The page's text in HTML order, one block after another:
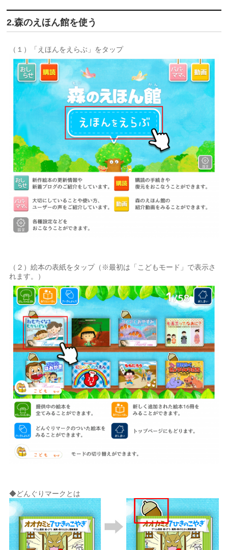
2.森のえほん館を使う
（１）「えほんをえらぶ」をタップ
（２）絵本の表紙をタップ（※最初は「こどもモード」で表示さ
れます。）
◆どんぐりマークとは